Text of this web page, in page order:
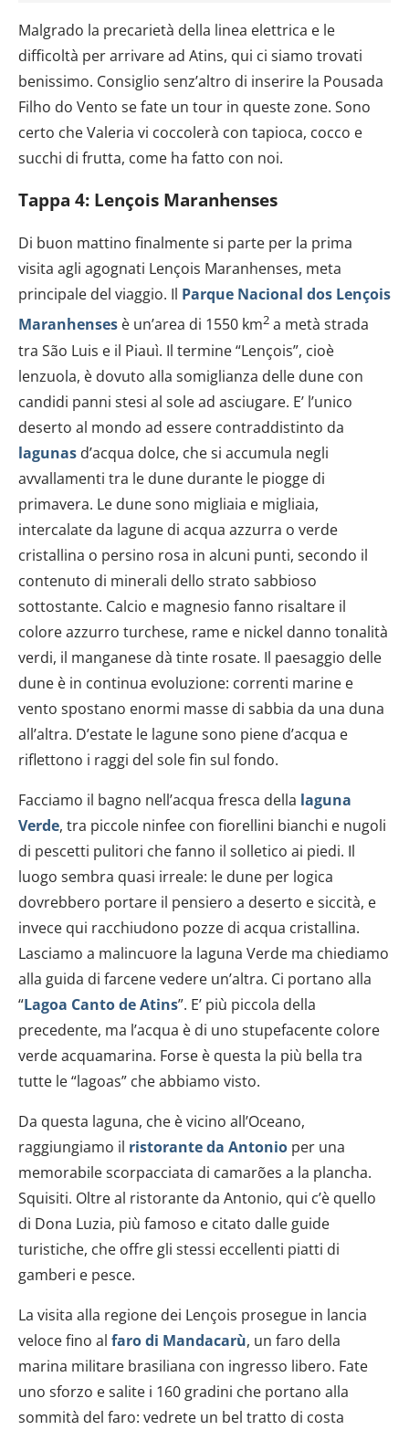
Malgrado la precarietà della linea elettrica e le
difficoltà per arrivare ad Atins, qui ci siamo trovati
benissimo. Consiglio senz’altro di inserire la Pousada
Filho do Vento se fate un tour in queste zone. Sono
certo che Valeria vi coccolerà con tapioca, cocco e
succhi di frutta, come ha fatto con noi.
Tappa 4: Lençois Maranhenses
Di buon mattino finalmente si parte per la prima
visita agli agognati Lençois Maranhenses, meta
principale del viaggio. Il Parque Nacional dos Lençois
Maranhenses è un’area di 1550 km2 a metà strada
tra São Luis e il Piauì. Il termine “Lençois”, cioè
lenzuola, è dovuto alla somiglianza delle dune con
candidi panni stesi al sole ad asciugare. E’ l’unico
deserto al mondo ad essere contraddistinto da
lagunas d’acqua dolce, che si accumula negli
avvallamenti tra le dune durante le piogge di
primavera. Le dune sono migliaia e migliaia,
intercalate da lagune di acqua azzurra o verde
cristallina o persino rosa in alcuni punti, secondo il
contenuto di minerali dello strato sabbioso
sottostante. Calcio e magnesio fanno risaltare il
colore azzurro turchese, rame e nickel danno tonalità
verdi, il manganese dà tinte rosate. Il paesaggio delle
dune è in continua evoluzione: correnti marine e
vento spostano enormi masse di sabbia da una duna
all’altra. D’estate le lagune sono piene d’acqua e
riflettono i raggi del sole fin sul fondo.
Facciamo il bagno nell’acqua fresca della laguna
Verde, tra piccole ninfee con fiorellini bianchi e nugoli
di pescetti pulitori che fanno il solletico ai piedi. Il
luogo sembra quasi irreale: le dune per logica
dovrebbero portare il pensiero a deserto e siccità, e
invece qui racchiudono pozze di acqua cristallina.
Lasciamo a malincuore la laguna Verde ma chiediamo
alla guida di farcene vedere un’altra. Ci portano alla
“Lagoa Canto de Atins”. E’ più piccola della
precedente, ma l’acqua è di uno stupefacente colore
verde acquamarina. Forse è questa la più bella tra
tutte le “lagoas” che abbiamo visto.
Da questa laguna, che è vicino all’Oceano,
raggiungiamo il ristorante da Antonio per una
memorabile scorpacciata di camarões a la plancha.
Squisiti. Oltre al ristorante da Antonio, qui c’è quello
di Dona Luzia, più famoso e citato dalle guide
turistiche, che offre gli stessi eccellenti piatti di
gamberi e pesce.
La visita alla regione dei Lençois prosegue in lancia
veloce fino al faro di Mandacarù, un faro della
marina militare brasiliana con ingresso libero. Fate
uno sforzo e salite i 160 gradini che portano alla
sommità del faro: vedrete un bel tratto di costa